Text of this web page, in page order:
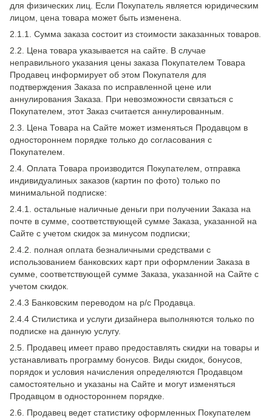
для физических лиц. Если Покупатель является юридическим
лицом, цена товара может быть изменена.
2.1.1. Сумма заказа состоит из стоимости заказанных товаров.
2.2. Цена товара указывается на сайте. В случае
неправильного указания цены заказа Покупателем Товара
Продавец информирует об этом Покупателя для
подтверждения Заказа по исправленной цене или
аннулирования Заказа. При невозможности связаться с
Покупателем, этот Заказ считается аннулированным.
2.3. Цена Товара на Сайте может изменяться Продавцом в
одностороннем порядке только до согласования с
Покупателем.
2.4. Оплата Товара производится Покупателем, отправка
индивидуалиных заказов (картин по фото) только по
минимальной подписке:
2.4.1. остальные наличные деньги при получении Заказа на
почте в сумме, соответствующей сумме Заказа, указанной на
Сайте с учетом скидок за минусом подписки;
2.4.2. полная оплата безналичными средствами с
использованием банковских карт при оформлении Заказа в
сумме, соответствующей сумме Заказа, указанной на Сайте с
учетом скидок.
2.4.3 Банковским переводом на р/с Продавца.
2.4.4 Стилистика и услуги дизайнера выполняются только по
подписке на данную услугу.
2.5. Продавец имеет право предоставлять скидки на товары и
устанавливать программу бонусов. Виды скидок, бонусов,
порядок и условия начисления определяются Продавцом
самостоятельно и указаны на Сайте и могут изменяться
Продавцом в одностороннем порядке.
2.6. Продавец ведет статистику оформленных Покупателем